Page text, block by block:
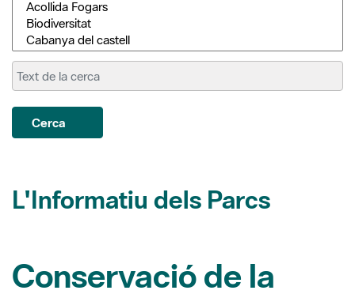
Cerca
L'Informatiu dels Parcs
Conservació de la
biodiversitat